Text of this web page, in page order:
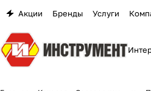
Акции Бренды Услуги